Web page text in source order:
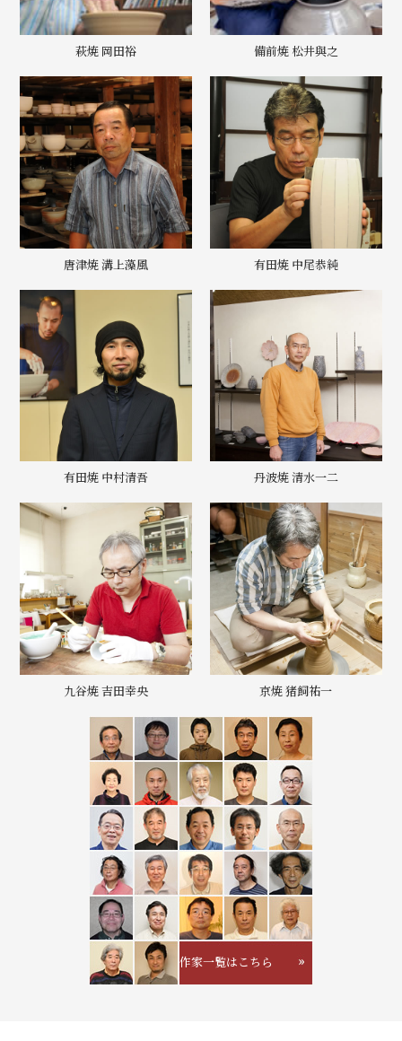
萩焼 岡田裕 備前焼 松井與之
唐津焼 溝上藻風 有田焼 中尾恭純
有田焼 中村清吾 丹波焼 清水一二
九谷焼 吉田幸央 京焼 猪飼祐一
作家一覧はこちら